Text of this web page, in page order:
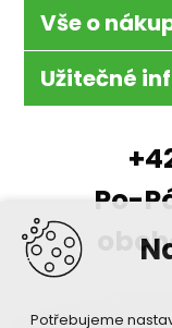
Potřebujeme
Vše o
Užitečné
Po-